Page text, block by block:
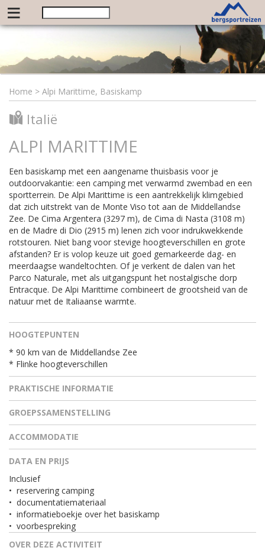
≡
Home > Alpi Marittime, Basiskamp
Italië
ALPI MARITTIME
Een basiskamp met een aangename thuisbasis voor je
outdoorvakantie: een camping met verwarmd zwembad en een
sportterrein. De Alpi Marittime is een aantrekkelijk klimgebied
dat zich uitstrekt van de Monte Viso tot aan de Middellandse
Zee. De Cima Argentera (3297 m), de Cima di Nasta (3108 m)
en de Madre di Dio (2915 m) lenen zich voor indrukwekkende
rotstouren. Niet bang voor stevige hoogteverschillen en grote
afstanden? Er is volop keuze uit goed gemarkeerde dag- en
meerdaagse wandeltochten. Of je verkent de dalen van het
Parco Naturale, met als uitgangspunt het nostalgische dorp
Entracque. De Alpi Marittime combineert de grootsheid van de
natuur met de Italiaanse warmte.
HOOGTEPUNTEN
* 90 km van de Middellandse Zee
* Flinke hoogteverschillen
PRAKTISCHE INFORMATIE
GROEPSSAMENSTELLING
ACCOMMODATIE
DATA EN PRIJS
Inclusief
• reservering camping
• documentatiemateriaal
• informatieboekje over het basiskamp
• voorbespreking
OVER DEZE ACTIVITEIT